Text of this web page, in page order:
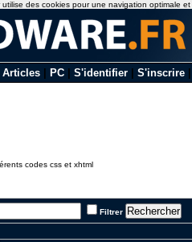
Articles PC S'identifier S'inscrire
codes css et xhtml
Filtrer
utilise des cookies pour une navigation optimale